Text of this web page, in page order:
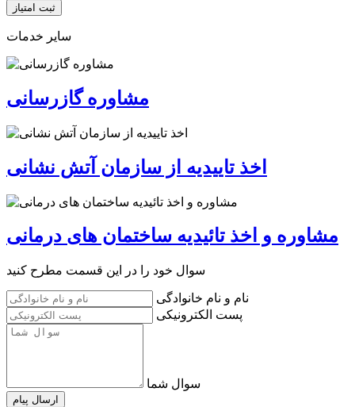
ثبت امتیاز
سایر خدمات
مشاوره گازرسانی
اخذ تاییدیه از سازمان آتش نشانی
مشاوره و اخذ تائیدیه ساختمان های درمانی
سوال خود را در این قسمت مطرح کنید
نام و نام خانوادگی
پست الکترونیکی
سوال شما
ارسال پیام